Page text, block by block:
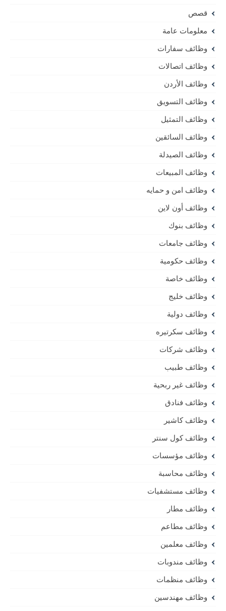
قصص
معلومات عامة
وظائف سفارات
وظائف اتصالات
وظائف الأردن
وظائف التسويق
وظائف التمثيل
وظائف السائقين
وظائف الصيدلة
وظائف المبيعات
وظائف امن و حمايه
وظائف أون لاين
وظائف بنوك
وظائف جامعات
وظائف حكومية
وظائف خاصة
وظائف خليج
وظائف دولية
وظائف سكرتيره
وظائف شركات
وظائف طبيب
وظائف غير ربحية
وظائف فنادق
وظائف كاشير
وظائف كول سنتر
وظائف مؤسسات
وظائف محاسبة
وظائف مستشفيات
وظائف مطار
وظائف مطاعم
وظائف معلمين
وظائف مندوبات
وظائف منظمات
وظائف مهندسين